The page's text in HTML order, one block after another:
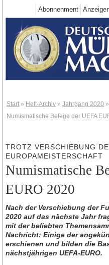
Abonnenment
Deutschland-Neuheiten
Neuheiten 2025
Neuheiten 2024
Neuheiten 2022
Neuheiten 2021
Neuheiten 2019
Neuheiten 2018
Neuheiten 2016
Neuheiten 2015
Neuheiten 2014
Neuheiten 2013
Neuheiten 2012
Start » Heft-Archiv »Jahrgang 2020
Numismatische Belege der UEFA
TROTZ VERSCHIEBUNG
UROPAMEISTERSCHAFT
Numismatische
EURO 2020
Nach der Verschiebung der
2020 auf das nächste Jahr
mit der beliebten
Nachricht: Einige der
erschienen und bilden die
nächstjährigen UEFA-EURO.